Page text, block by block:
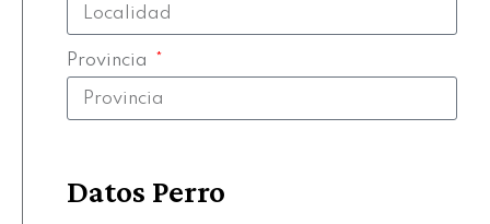
Provincia
Datos Perro